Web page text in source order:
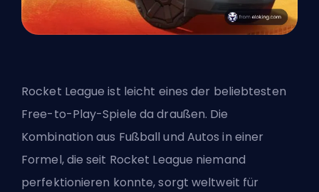
Rocket League ist leicht eines der beliebtesten
Free-to-Play-Spiele da draußen. Die
Kombination aus Fußball und Autos in einer
Formel, die seit Rocket League niemand
perfektionieren konnte, sorgt weltweit für